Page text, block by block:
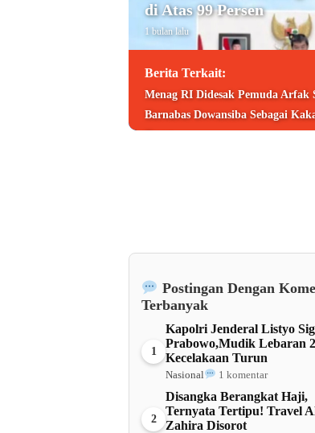
di Atas 99 Persen
1 bulan lalu
Berita Terkait:
Menag RI Didesak Pemuda Arfak
Barnabas Dowansiba Sebagai
Postingan Dengan
Terbanyak
1
Kapolri Jenderal Listyo
Prabowo,Mudik Lebaran
Kecelakaan Turun
Nasional 1 komentar
2
Disangka Berangkat Haji,
Ternyata Tertipu! Travel
Zahira Disorot